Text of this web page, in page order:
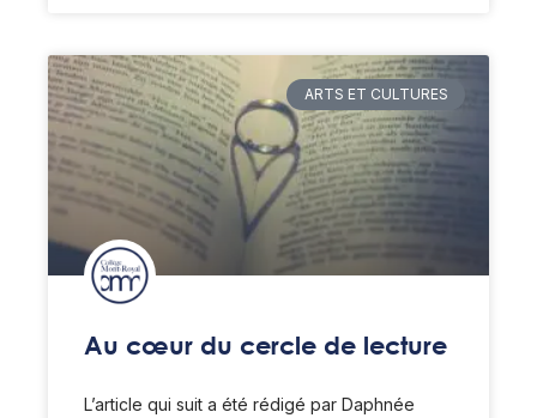
ARTS ET CULTURES
Au cœur du cercle de lecture
L’article qui suit a été rédigé par Daphnée